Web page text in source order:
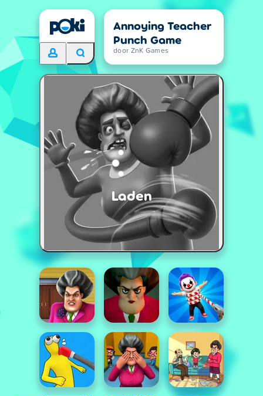
Annoying Teacher
Punch Game
door ZnK Games
Laden